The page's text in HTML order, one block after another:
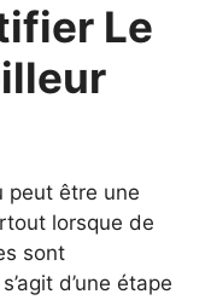
Le
peut être une
lorsque de
sont
d’une étape